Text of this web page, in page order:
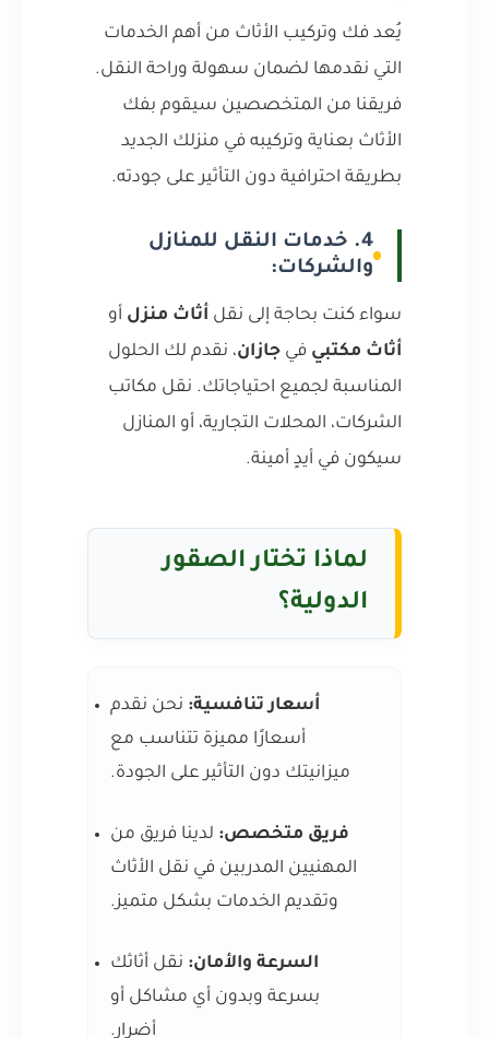
يُعد فك وتركيب الأثاث من أهم الخدمات
التي نقدمها لضمان سهولة وراحة النقل.
فريقنا من المتخصصين سيقوم بفك
الأثاث بعناية وتركيبه في منزلك الجديد
بطريقة احترافية دون التأثير على جودته.
4. خدمات النقل للمنازل
والشركات:
سواء كنت بحاجة إلى نقل أثاث منزل أو
أثاث مكتبي في جازان، نقدم لك الحلول
المناسبة لجميع احتياجاتك. نقل مكاتب
الشركات، المحلات التجارية، أو المنازل
سيكون في أيدٍ أمينة.
لماذا تختار الصقور
الدولية؟
أسعار تنافسية: نحن نقدم
أسعارًا مميزة تتناسب مع
ميزانيتك دون التأثير على الجودة.
فريق متخصص: لدينا فريق من
المهنيين المدربين في نقل الأثاث
وتقديم الخدمات بشكل متميز.
السرعة والأمان: نقل أثاثك
بسرعة وبدون أي مشاكل أو
أضرار.